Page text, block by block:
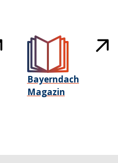
Bayerndach
Magazin